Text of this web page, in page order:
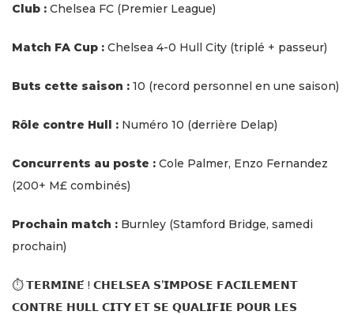
Club : Chelsea FC (Premier League)
Match FA Cup : Chelsea 4-0 Hull City (triplé + passeur)
Buts cette saison : 10 (record personnel en une saison)
Rôle contre Hull : Numéro 10 (derrière Delap)
Concurrents au poste : Cole Palmer, Enzo Fernandez
(200+ M£ combinés)
Prochain match : Burnley (Stamford Bridge, samedi
prochain)
⏱️ 𝗧𝗘𝗥𝗠𝗜𝗡𝗘́ ! 𝗖𝗛𝗘𝗟𝗦𝗘𝗔 𝗦’𝗜𝗠𝗣𝗢𝗦𝗘 𝗙𝗔𝗖𝗜𝗟𝗘𝗠𝗘𝗡𝗧
𝗖𝗢𝗡𝗧𝗥𝗘 𝗛𝗨𝗟𝗟 𝗖𝗜𝗧𝗬 𝗘𝗧 𝗦𝗘 𝗤𝗨𝗔𝗟𝗜𝗙𝗜𝗘 𝗣𝗢𝗨𝗥 𝗟𝗘𝗦